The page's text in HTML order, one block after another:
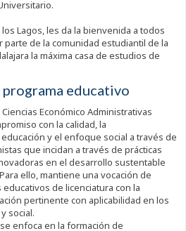
Lagos, les da la bienvenida a todos
de la comunidad estudiantil de la
la máxima casa de estudios de
educativo
Económico Administrativas
con la calidad, la
y el enfoque social a través de
que incidan a través de prácticas
en el desarrollo sustentable
ello, mantiene una vocación de
de licenciatura con la
pertinente con aplicabilidad en los
social.
enfoca en la formación de